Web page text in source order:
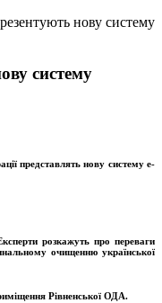
нову систему
систему
представлять нову систему е-
розкажуть про переваги
очищенню української
Рівненської ОДА.